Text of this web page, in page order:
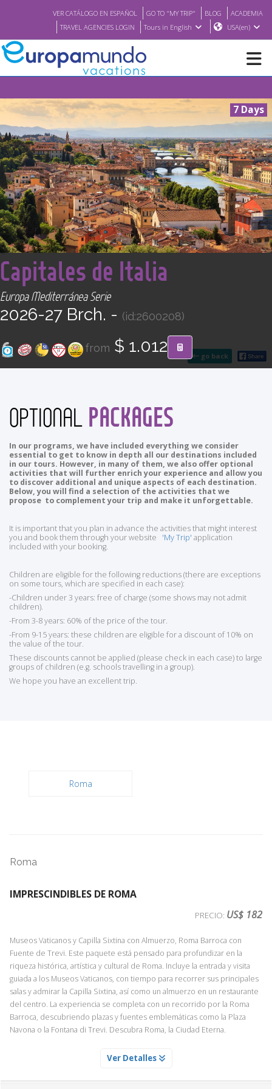
VER CATÁLOGO EN ESPAÑOL GO TO "MY TRIP" BLOG
ACADEMIA
TRAVEL AGENCIES LOGIN
Tours in English USA(en)
BROCHURE PDF
WHERE TO BUY
FEATURED
ABOUT US
CONTACT
Find your Tour
7 Days
go back
<
Capitales de Italia
Europa Mediterránea Serie
2026-27 Brch. - (id:2600208)
from $ 1.012
OPTIONAL PACKAGES
In our programs, we have included everything we consider
essential to get to know in depth all our destinations included
in our tours. However, in many of them, we also offer optional
activities that will further enrich your experience and allow you
to discover additional and unique aspects of each destination.
Below, you will find a selection of the activities that we
propose to complement your trip and make it unforgettable.
It is important that you plan in advance the activities that might interest
you and book them through your website 'My Trip' application
included with your booking.
Children are eligible for the following reductions (there are exceptions
on some tours, which are specified in each case):
-Children under 3 years: free of charge (some shows may not admit
children).
-From 3-8 years: 60% of the price of the tour.
-From 9-15 years: these children are eligible for a discount of 10% on
the value of the tour.
These discounts cannot be applied (please check in each case) to large
groups of children (e.g. schools travelling in a group).
We hope you have an excellent trip.
Roma
Roma
IMPRESCINDIBLES DE ROMA
PRECIO: US$ 182
Museos Vaticanos y Capilla Sixtina con Almuerzo, Roma Barroca con
Fuente de Trevi. Este paquete está pensado para profundizar en la
riqueza histórica, artística y cultural de Roma. Incluye la entrada y visita
guiada a los Museos Vaticanos, con tiempo para recorrer sus principales
salas y admirar la Capilla Sixtina, así como un almuerzo en un restaurante
del centro. La experiencia se completa con un recorrido por la Roma
Barroca, descubriendo plazas y fuentes emblemáticas como la Plaza
Navona o la Fontana di Trevi. Descubra Roma, la Ciudad Eterna.
ALMUERZO EN RESTAURANTE CENTRICO DE ROMA
Ver Detalles